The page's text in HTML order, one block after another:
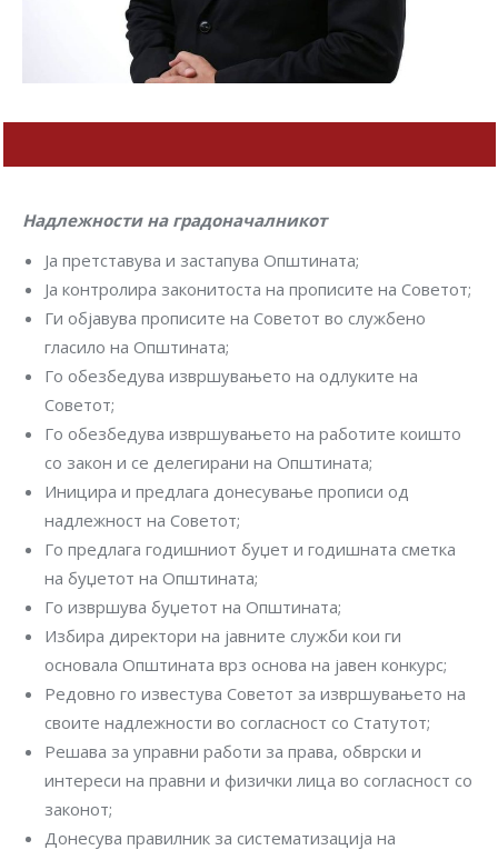
Надлежности на градоначалникот
Ја претставува и застапува Општината;
Ја контролира законитоста на прописите на Советот;
Ги објавува прописите на Советот во службено
гласило на Општината;
Го обезбедува извршувањето на одлуките на
Советот;
Го обезбедува извршувањето на работите коишто
со закон и се делегирани на Општината;
Иницира и предлага донесување прописи од
надлежност на Советот;
Го предлага годишниот буџет и годишната сметка
на буџетот на Општината;
Го извршува буџетот на Општината;
Избира директори на јавните служби кои ги
основала Општината врз основа на јавен конкурс;
Редовно го известува Советот за извршувањето на
своите надлежности во согласност со Статутот;
Решава за управни работи за права, обврски и
интереси на правни и физички лица во согласност со
законот;
Донесува правилник за систематизација на